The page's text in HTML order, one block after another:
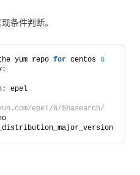
条件判断。
yum repo
for centos 6
epel
epel/6/$basearch/